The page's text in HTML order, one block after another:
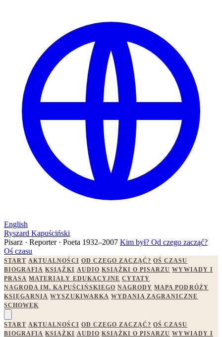
English
Ryszard Kapuściński
Pisarz · Reporter · Poeta 1932–2007 Kim był? Od czego zacząć?
Oś czasu
START AKTUALNOŚCI OD CZEGO ZACZĄĆ? OŚ CZASU
BIOGRAFIA KSIĄŻKI AUDIO KSIĄŻKI O PISARZU WYWIADY I
PRASA MATERIAŁY EDUKACYJNE CYTATY
NAGRODA IM. KAPUŚCIŃSKIEGO NAGRODY MAPA PODRÓŻY
KSIĘGARNIA WYSZUKIWARKA WYDANIA ZAGRANICZNE
SCHOWEK
START AKTUALNOŚCI OD CZEGO ZACZĄĆ? OŚ CZASU
BIOGRAFIA KSIĄŻKI AUDIO KSIĄŻKI O PISARZU WYWIADY I